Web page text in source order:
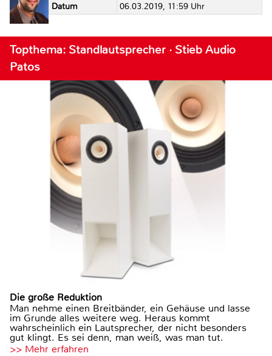
Datum
06.03.2019, 11:59 Uhr
Topthema: Standlautsprecher · Stieb Audio
Patos
Die große Reduktion
Man nehme einen Breitbänder, ein Gehäuse und lasse
im Grunde alles weitere weg. Heraus kommt
wahrscheinlich ein Lautsprecher, der nicht besonders
gut klingt. Es sei denn, man weiß, was man tut.
>> Mehr erfahren